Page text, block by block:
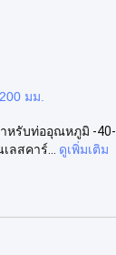
มม.
รับท่ออุณหภูมิ -
สคาร์...
ดูเพิ่มเติม